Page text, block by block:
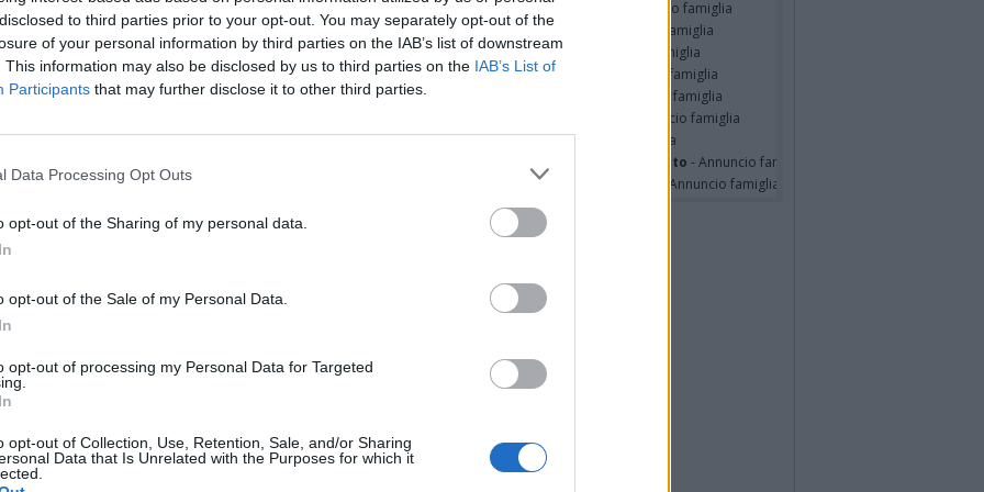
to third parties prior to your opt-out. You may separately opt-out of the
of your personal information by third parties on the IAB’s list of downstream
This information may also be disclosed by us to third parties on the IAB’s List of
Participants that may further disclose it to other third parties.
Data Processing Opt Outs
opt-out of the Sharing of my personal data.
opt-out of the Sale of my Personal Data.
opt-out of processing my Personal Data for Targeted
opt-out of Collection, Use, Retention, Sale, and/or Sharing
Data that Is Unrelated with the Purposes for which it
non va in ferie: ogni
per te
propone un appuntamento diverso ogni sera, tra
laboratori creativi, sfide musicali e burraco
GABRIELE MASSINISSA
- Annuncio famiglia
RENZO STEFANONI
- Annuncio famiglia
AGOSTINO BOSSI
- Annuncio famiglia
Claudio Dal Medico
- Annuncio famiglia
- Annuncio famiglia
- Annuncio famiglia
Mario Pacitti- Annuncio famiglia
Alverina Martini ved. Cecconato - Annuncio famiglia
Cornelia Masini Ved. Pagani
- Annuncio famiglia